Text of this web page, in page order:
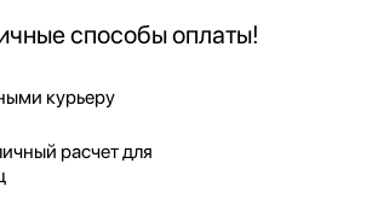
способы оплаты!
курьеру
расчет для